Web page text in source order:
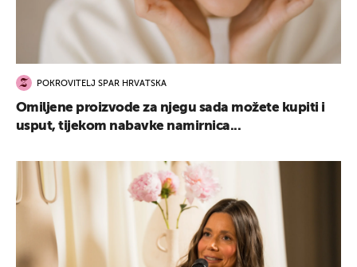
POKROVITELJ SPAR HRVATSKA
Omiljene proizvode za njegu sada možete kupiti i
usput, tijekom nabavke namirnica...